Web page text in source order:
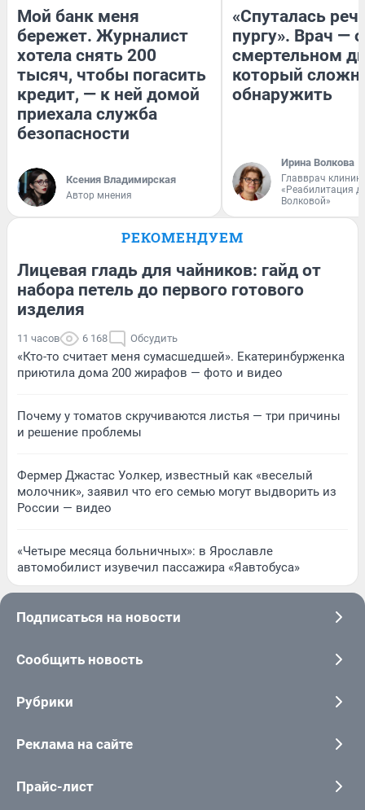
Мой банк меня
бережет. Журналист
хотела снять 200
тысяч, чтобы погасить
кредит, — к ней домой
приехала служба
безопасности
Ксения Владимирская
Автор мнения
«Спуталась
пургу». Врач — о
смертельном
который
обнаружить
Ирина Волкова
Главврач
«Реабилитация
Волковой»
РЕКОМЕНДУЕМ
Лицевая гладь для чайников: гайд от
набора петель до первого готового
изделия
11 часов 6 168 Обсудить
«Кто-то считает меня сумасшедшей». Екатеринбурженка
приютила дома 200 жирафов — фото и видео
Почему у томатов скручиваются листья — три причины
и решение проблемы
Фермер Джастас Уолкер, известный как «веселый
молочник», заявил что его семью могут выдворить из
России — видео
«Четыре месяца больничных»: в Ярославле
автомобилист изувечил пассажира «Яавтобуса»
Подписаться на новости
Сообщить новость
Рубрики
Реклама на сайте
Прайс-лист